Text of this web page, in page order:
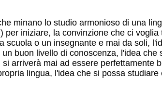
minano lo studio armonioso di una
per iniziare, la convinzione che ci
scuola o un insegnante e mai da soli,
buon livello di conoscenza, l'idea
si arriverà mai ad essere perfettamente
lingua, l'idea che si possa